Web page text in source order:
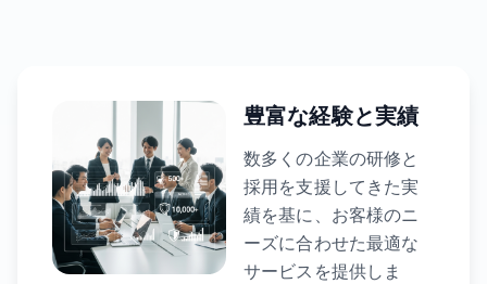
豊富な経験と実績
数多くの企業の研修と
採用を支援してきた実
績を基に、お客様のニ
ーズに合わせた最適な
サービスを提供しま